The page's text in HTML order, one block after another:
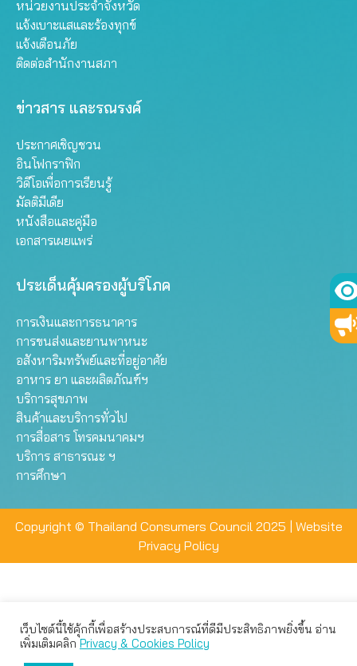
หน่วยงานประจำจังหวัด
แจ้งเบาะแสและร้องทุกข์
แจ้งเตือนภัย
ติดต่อสำนักงานสภา
ข่าวสาร และรณรงค์
ประกาศเชิญชวน
อินโฟกราฟิก
วิดีโอเพื่อการเรียนรู้
มัลติมีเดีย
หนังสือและคู่มือ
เอกสารเผยแพร่
ประเด็นคุ้มครองผู้บริโภค
การเงินและการธนาคาร
การขนส่งและยานพาหนะ
อสังหาริมทรัพย์และที่อยู่อาศัย
อาหาร ยา และผลิตภัณฑ์ฯ
บริการสุขภาพ
สินค้าและบริการทั่วไป
การสื่อสาร โทรคมนาคมฯ
บริการ สาธารณะ ฯ
การศึกษา
Copyright © Thailand Consumers Council 2025 | Website
Privacy Policy
เว็บไซต์นี้ใช้คุ้กกี้เพื่อสร้างประสบการณ์ที่ดีมีประสิทธิภาพยิ่งขึ้น อ่าน
เพิ่มเติมคลิกPrivacy & Cookies Policy
เว็บไซต์นี้ใช้คุกกี้เพื่อมอบประสบการณ์การใช้งานที่ดีให้แก่ท่าน คุณ
สามารถเลือกตั้งค่าความเป็นส่วนตัวได้